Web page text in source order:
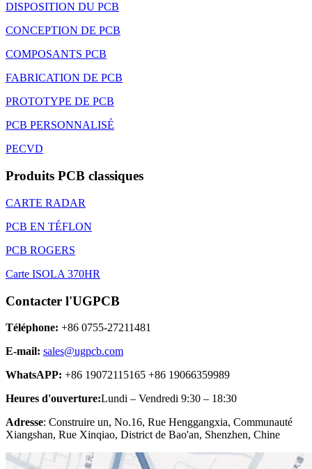
DISPOSITION DU PCB
CONCEPTION DE PCB
COMPOSANTS PCB
FABRICATION DE PCB
PROTOTYPE DE PCB
PCB PERSONNALISÉ
PECVD
Produits PCB classiques
CARTE RADAR
PCB EN TÉFLON
PCB ROGERS
Carte ISOLA 370HR
Contacter l'UGPCB
Téléphone: +86 0755-27211481
E-mail: sales@ugpcb.com
WhatsAPP: +86 19072115165 +86 19066359989
Heures d'ouverture:Lundi – Vendredi 9:30 – 18:30
Adresse: Construire un, No.16, Rue Henggangxia, Communauté
Xiangshan, Rue Xinqiao, District de Bao'an, Shenzhen, Chine